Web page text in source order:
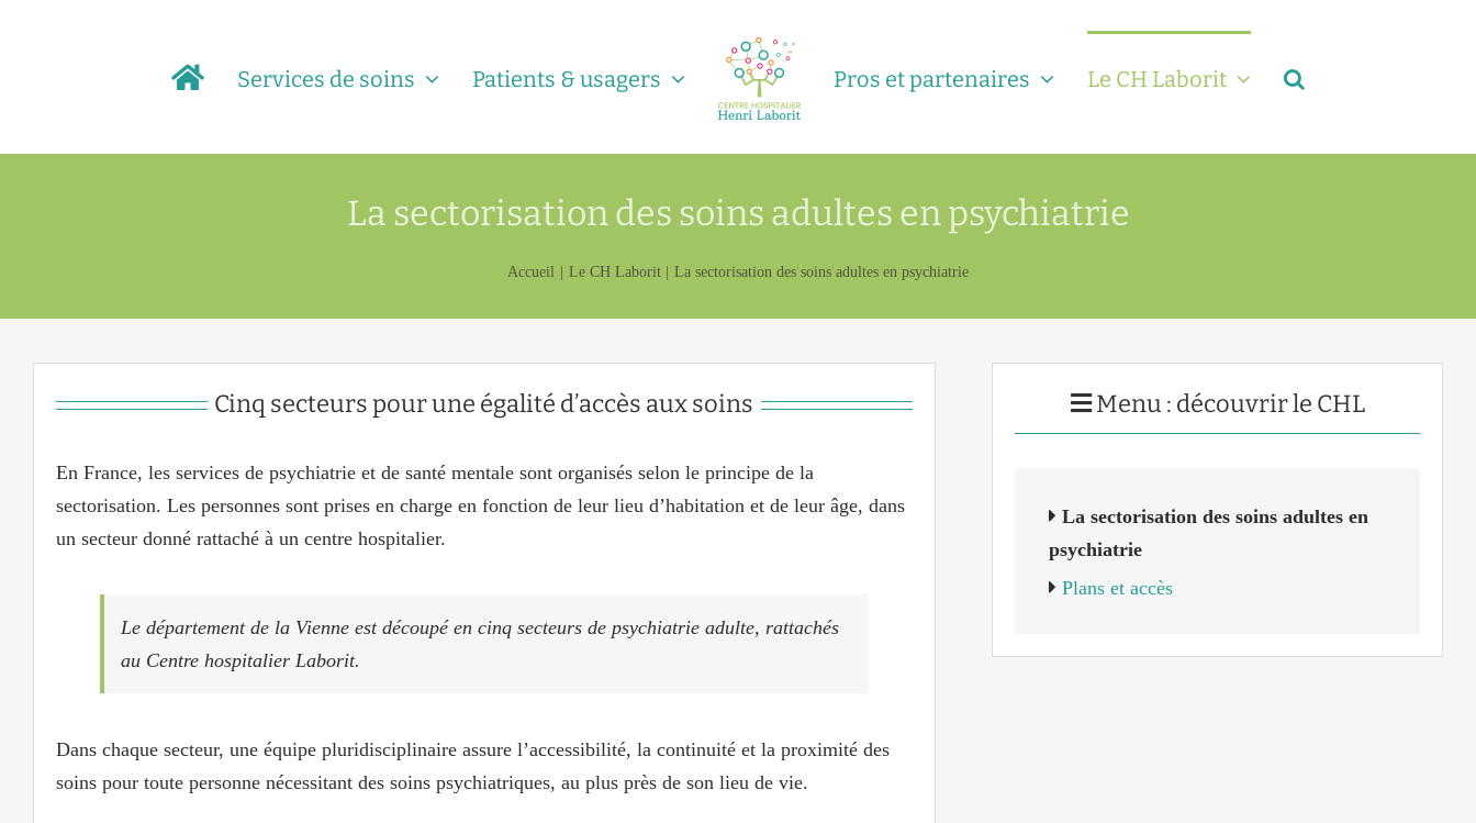
Services de soins Patients & usagers Pros et partenaires Le CH Laborit
La sectorisation des soins adultes en psychiatrie
Accueil Le CH Laborit La sectorisation des soins adultes en psychiatrie
Cinq secteurs pour une égalité d’accès aux soins
En France, les services de psychiatrie et de santé mentale sont organisés selon le principe de la
sectorisation. Les personnes sont prises en charge en fonction de leur lieu d’habitation et de leur âge, dans
un secteur donné rattaché à un centre hospitalier.
Le département de la Vienne est découpé en cinq secteurs de psychiatrie adulte, rattachés
au Centre hospitalier Laborit.
Dans chaque secteur, une équipe pluridisciplinaire assure l’accessibilité, la continuité et la proximité des
soins pour toute personne nécessitant des soins psychiatriques, au plus près de son lieu de vie.
Menu : découvrir le CHL
La sectorisation des soins adultes en
psychiatrie
Plans et accès